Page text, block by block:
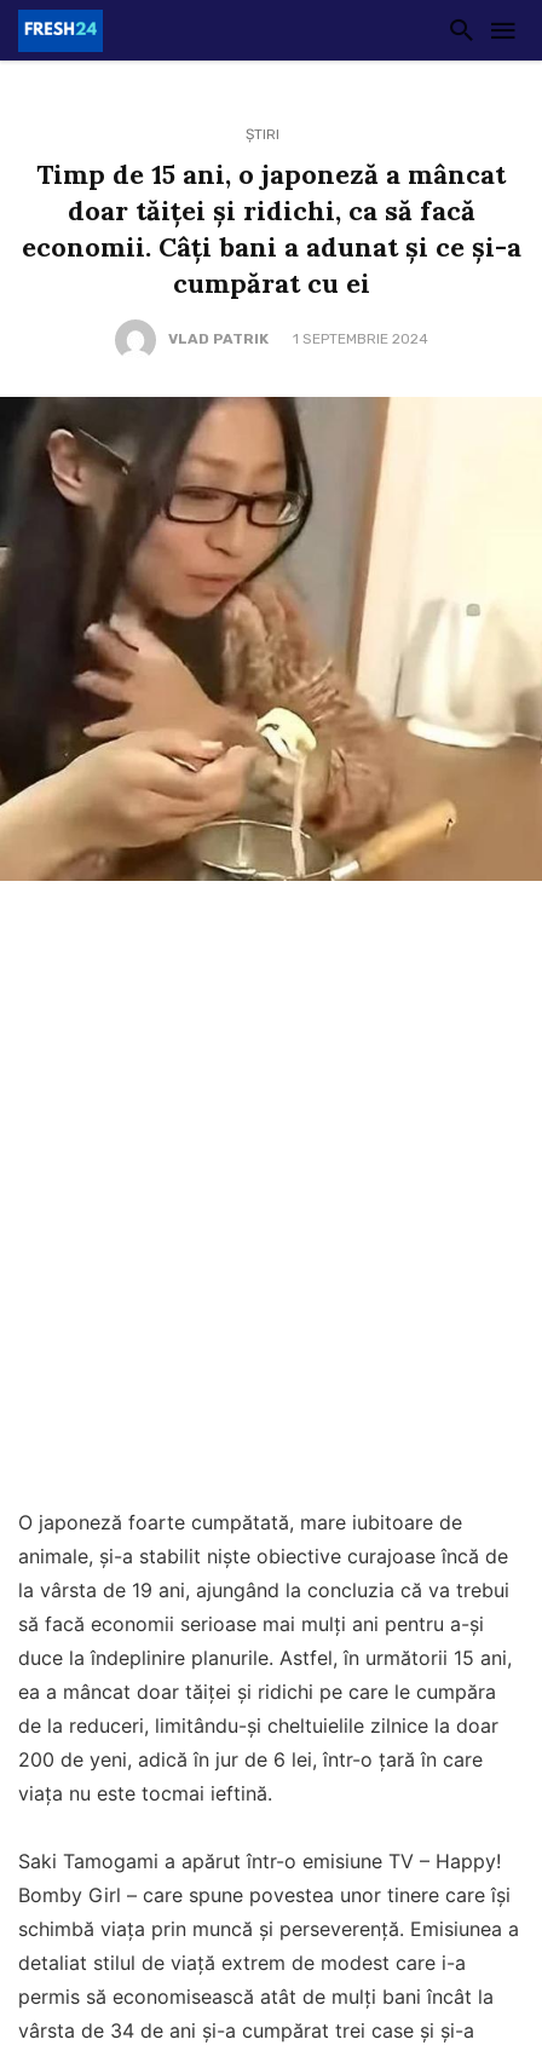
ȘTIRI
Timp de 15 ani, o japoneză a mâncat
doar tăiței și ridichi, ca să facă
economii. Câți bani a adunat și ce și-a
cumpărat cu ei
VLAD PATRIK 1 SEPTEMBRIE 2024
O japoneză foarte cumpătată, mare iubitoare de
animale, și-a stabilit niște obiective curajoase încă de
la vârsta de 19 ani, ajungând la concluzia că va trebui
să facă economii serioase mai mulți ani pentru a-și
duce la îndeplinire planurile. Astfel, în următorii 15 ani,
ea a mâncat doar tăiței și ridichi pe care le cumpăra
de la reduceri, limitându-și cheltuielile zilnice la doar
200 de yeni, adică în jur de 6 lei, într-o țară în care
viața nu este tocmai ieftină.
Saki Tamogami a apărut într-o emisiune TV – Happy!
Bomby Girl – care spune povestea unor tinere care își
schimbă viața prin muncă și perseverență. Emisiunea a
detaliat stilul de viață extrem de modest care i-a
permis să economisească atât de mulți bani încât la
vârsta de 34 de ani și-a cumpărat trei case și și-a